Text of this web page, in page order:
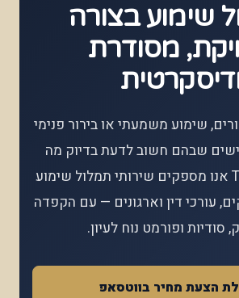
שימוע בצורה
מסודרת
שימוע משמעתי או בירור פנימי
שבהם חשוב לדעת בדיוק מה
נאמר. ב-Tabello אנו מספקים שירותי תמלול שימוע
עורכי דין וארגונים — עם הקפדה
סודיות ופורמט נוח לעיון.
הצעת מחיר בווטסאפ